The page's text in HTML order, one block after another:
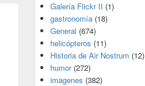
Galería Flickr II (1)
gastronomía (18)
General (674)
helicópteros (11)
Historia de Air Nostrum (12)
humor(272)
imagenes (382)